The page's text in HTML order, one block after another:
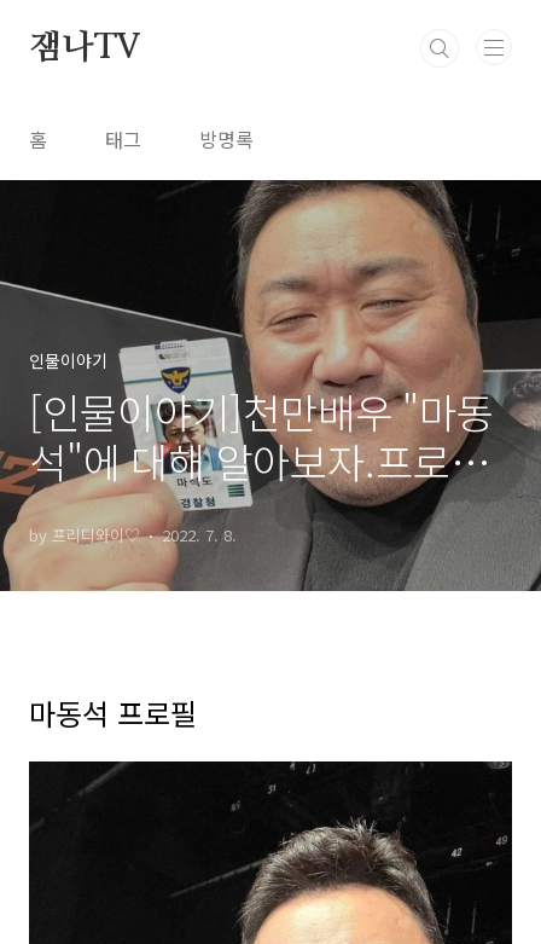
잼나TV
홈 태그 방명록
인물이야기
[인물이야기]천만배우 "마동
석"에 대해 알아보자.프로필,
작품활동,연기력,연애..
by 프리디와이♡ 2022. 7. 8.
마동석 프로필